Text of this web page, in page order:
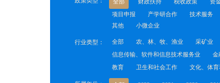
全部 财政扶持 税收政策 资
项目申报
产学研合作 技术服务
其他
小微企业
行业类型： 全部 农、林、牧、渔业 采矿业
信息传输、软件和信息技术服务业
金
教育
卫生和社会工作 文化、体